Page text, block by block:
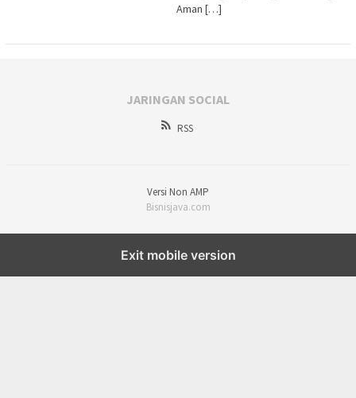
Aman […]
JARINGAN SOCIAL
RSS
Versi Non AMP
Bisnisjava.com
Exit mobile version